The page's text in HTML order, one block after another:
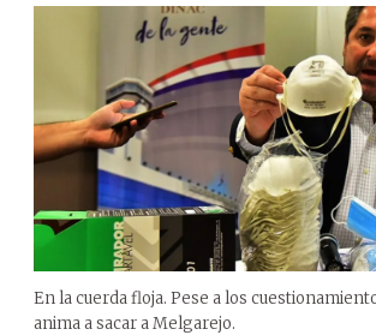
En la cuerda floja. Pese a los
anima a sacar a Melgarejo.